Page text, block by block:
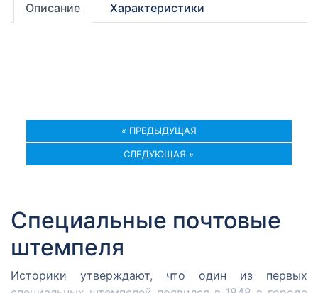
Описание Характеристики
« ПРЕДЫДУЩАЯ
СЛЕДУЮЩАЯ »
Специальные почтовые
штемпеля
Историки утверждают, что один из первых